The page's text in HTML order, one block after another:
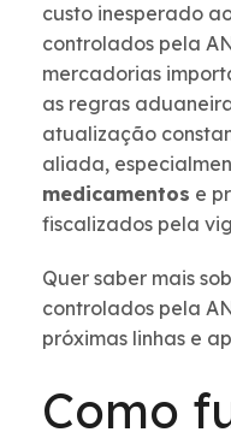
custo inesperado
controlados pela
mercadorias
as regras
atualização
aliada,
medicamentos e
fiscalizados pela
Quer saber mais
controlados pela
próximas linhas e
Como